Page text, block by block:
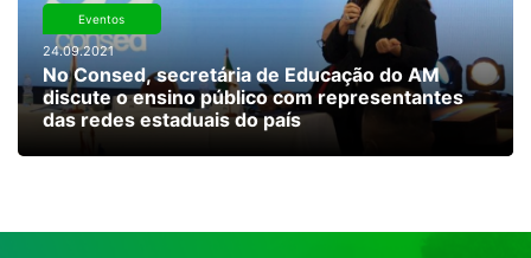
Eventos
24.09.2021
No Consed, secretária de Educação do AM
discute o ensino público com representantes
das redes estaduais do país